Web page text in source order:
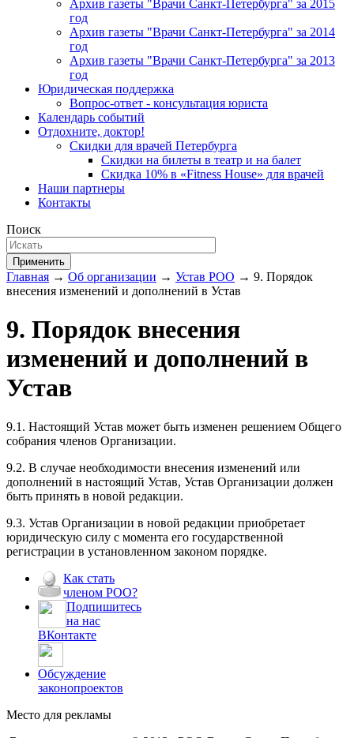
Архив газеты "Врачи Санкт-Петербурга" за 2015
год
Архив газеты "Врачи Санкт-Петербурга" за 2014
год
Архив газеты "Врачи Санкт-Петербурга" за 2013
год
Юридическая поддержка
Вопрос-ответ - консультация юриста
Календарь событий
Отдохните, доктор!
Скидки для врачей Петербурга
Скидки на билеты в театр и на балет
Скидка 10% в «Fitness House» для врачей
Наши партнеры
Контакты
Поиск
Применить
Главная → Об организации → Устав РОО → 9. Порядок
внесения изменений и дополнений в Устав
9. Порядок внесения
изменений и дополнений в
Устав
9.1. Настоящий Устав может быть изменен решением Общего
собрания членов Организации.
9.2. В случае необходимости внесения изменений или
дополнений в настоящий Устав, Устав Организации должен
быть принять в новой редакции.
9.3. Устав Организации в новой редакции приобретает
юридическую силу с момента его государственной
регистрации в установленном законом порядке.
Как стать
членом РОО?
Подпишитесь
на нас
ВКонтакте
Обсуждение
законопроектов
Место для рекламы